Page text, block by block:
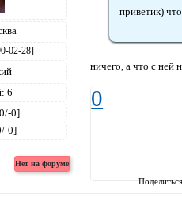
02-28]
6
0]
0]
приветик)
ничего, а что с ней
0